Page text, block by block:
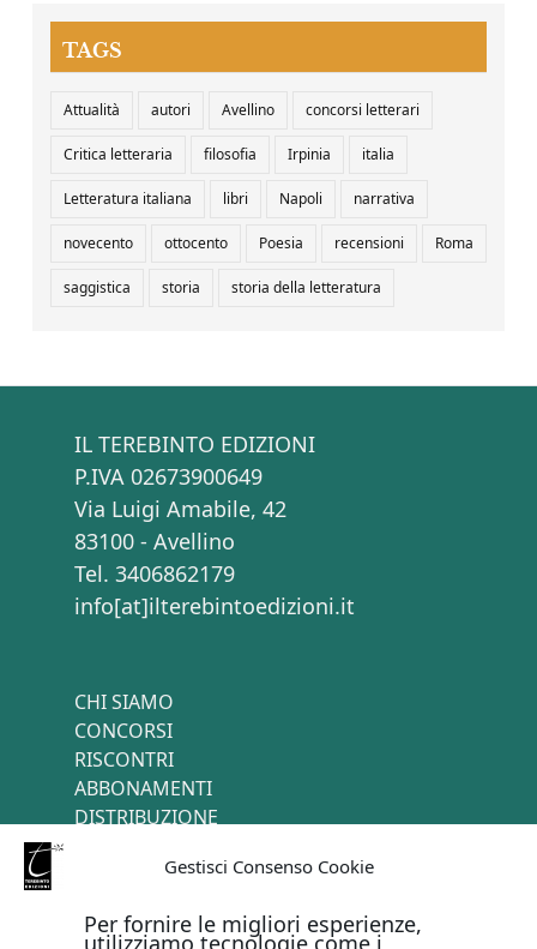
Gestisci Consenso Cookie
Per fornire le migliori esperienze,
utilizziamo tecnologie come i
TAGS
Attualità autori Avellino concorsi letterari
Critica letteraria filosofia Irpinia italia
Letteratura italiana libri Napoli narrativa
novecento ottocento Poesia recensioni Roma
saggistica storia storia della letteratura
IL TEREBINTO EDIZIONI
P.IVA 02673900649
Via Luigi Amabile, 42
83100 - Avellino
Tel. 3406862179
info[at]ilterebintoedizioni.it
CHI SIAMO
CONCORSI
RISCONTRI
ABBONAMENTI
DISTRIBUZIONE